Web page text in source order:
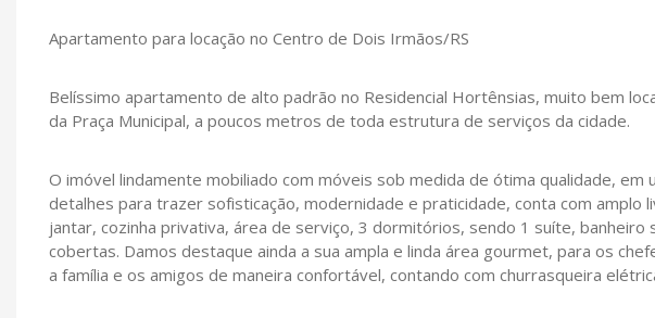
Apartamento para locação no Centro de Dois Irmãos/RS
Belíssimo apartamento de alto padrão no Residencial Hortênsias, muito bem
da Praça Municipal, a poucos metros de toda estrutura de serviços da cidade.
O imóvel lindamente mobiliado com móveis sob medida de ótima qualidade,
detalhes para trazer sofisticação, modernidade e praticidade, conta com amplo
jantar, cozinha privativa, área de serviço, 3 dormitórios, sendo 1 suíte, banheiro
cobertas. Damos destaque ainda a sua ampla e linda área gourmet, para os
a família e os amigos de maneira confortável, contando com churrasqueira